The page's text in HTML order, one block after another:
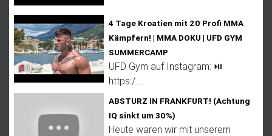
4 Tage Kroatien mit 20 Profi MMA
Kämpfern! | MMA DOKU | UFD GYM
SUMMERCAMP
UFD Gym auf Instagram: ⏯
https:/...
ABSTURZ IN FRANKFURT! (Achtung
IQ sinkt um 30%)
Heute waren wir mit unserem